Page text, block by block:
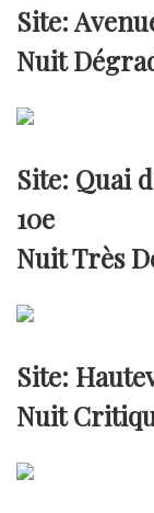
Site:
Nuit
Site: Quai
10e
Nuit Très
Site:
Nuit